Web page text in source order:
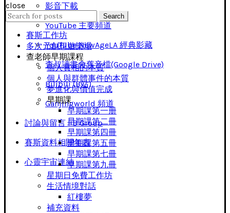
影音下載
YouTube 主要頻道
YouTube NewAgeLA 經典影藏
查叔讀書會舊音檔(Google Drive)
Bilibili (B站)
Ganjingworld 頻道
討論與留言 FB Group
賽斯資料相關年表
心靈宇宙連結
close
Search
for:
Search
賽斯工作坊
多次元創想遊樂場
查老師早期課程
個人實相的本質
個人與群體事件的本質
夢進化與價值完成
早期課
早期課第一册
早期課第二冊
早期課第四冊
早期課第五冊
早期課第七冊
早期課第九冊
星期日免費工作坊
生活情境對話
紅樓夢
補充資料